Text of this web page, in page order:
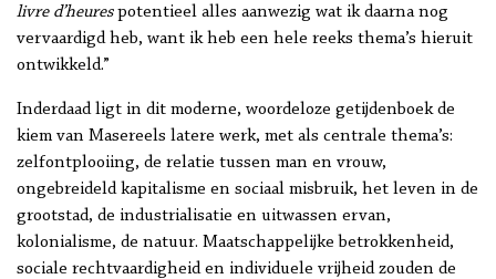
livre d’heurespotentieel alles aanwezig wat ik daarna nog
vervaardigd heb, want ik heb een hele reeks thema’s hieruit
ontwikkeld.”
Inderdaad ligt in dit moderne, woordeloze getijdenboek de
kiem van Masereels latere werk, met als centrale thema’s:
zelfontplooiing, de relatie tussen man en vrouw,
ongebreideld kapitalisme en sociaal misbruik, het leven in de
grootstad, de industrialisatie en uitwassen ervan,
kolonialisme, de natuur. Maatschappelijke betrokkenheid,
sociale rechtvaardigheid en individuele vrijheid zouden de